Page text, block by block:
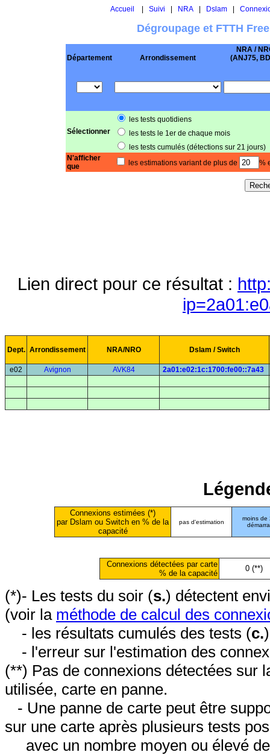
Accueil Suivi NRA| Dslam|
Dégroupage et FTTH
Département Arrondissement
NRA /
(ANJ75,
Sélectionner
les tests quotidiens
les tests le 1er de chaque mois
les tests cumulés (détections sur 21 jours)
N'afficher
que
les estimations variant de plus de %
Lien direct pour ce résultat :
Dept. Arrondissement NRA/NRO Dslam / Switch
e02 Avignon AVK84 2a01:e02:1c:1700:fe00::7a43
Connexions estimées (*)
par Dslam ou Switch en % de la
capacité
pas d'estimation
moins de
Connexions détectées par carte
% de la capacité
0 (**)
(*)- Les tests du soir (s.) détectent
(voir la méthode de calcul des
- les résultats cumulés des tests (c.
- l'erreur sur l'estimation des
(**) Pas de connexions détectées sur
utilisée, carte en panne.
- Une panne de carte peut être
sur une carte après plusieurs tests
avec un nombre moyen ou élevé